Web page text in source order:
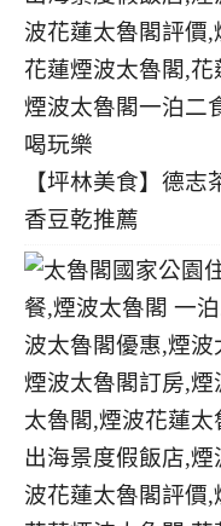
【坪林美食】德
香豆乾推薦